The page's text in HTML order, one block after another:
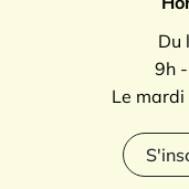
Du
9h
Le